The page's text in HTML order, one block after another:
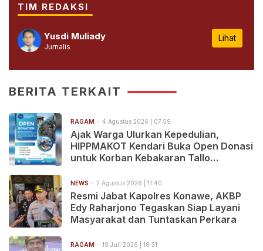
TIM REDAKSI
Yusdi Muliady
Jurnalis
Lihat
BERITA TERKAIT
RAGAM 4 Agustus 2026 | 07:59
Ajak Warga Ulurkan Kepedulian,
HIPPMAKOT Kendari Buka Open Donasi
untuk Korban Kebakaran Tallo
NEWS 2 Agustus 2026 | 11:40
Resmi Jabat Kapolres Konawe, AKBP
Edy Raharjono Tegaskan Siap Layani
Masyarakat dan Tuntaskan Perkara
RAGAM 19 Juli 2026 | 18:31